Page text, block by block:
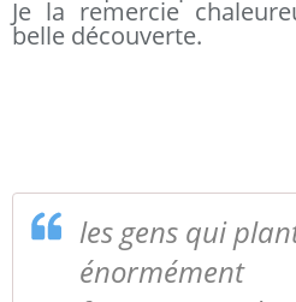
Je la remercie
belle découverte.
les gens qui
énormément